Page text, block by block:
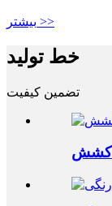
بیشتر >>
خط تولید
تضمین کیفیت
کشش